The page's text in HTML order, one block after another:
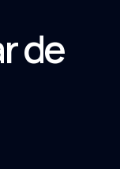
de